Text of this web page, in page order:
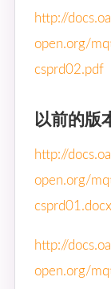
http://
open.org/
csprd02.pdf
以前的版
http://
open.org/
csprd01.docx
http://
open.org/